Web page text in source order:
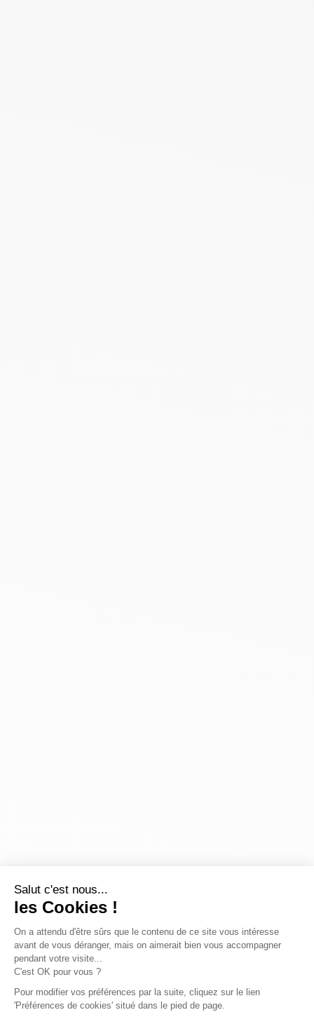
Salut c'est nous...
les Cookies !
On a attendu d'être sûrs que le contenu de ce site vous intéresse
avant de vous déranger, mais on aimerait bien vous accompagner
pendant votre visite...
C'est OK pour vous ?
Pour modifier vos préférences par la suite, cliquez sur le lien
'Préférences de cookies' situé dans le pied de page.